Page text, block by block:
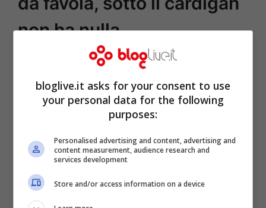
non ha nulla
bloglive.it asks for your consent to use
your personal data for the following
purposes:
Personalised advertising and content, advertising and
content measurement, audience research and
services development
Store and/or access information on a device